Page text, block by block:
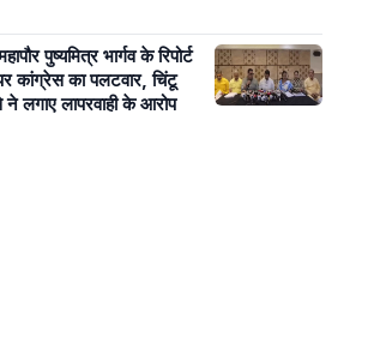
पुष्यमित्र भार्गव के रिपोर्ट
कांग्रेस का पलटवार, चिंटू
लगाए लापरवाही के आरोप